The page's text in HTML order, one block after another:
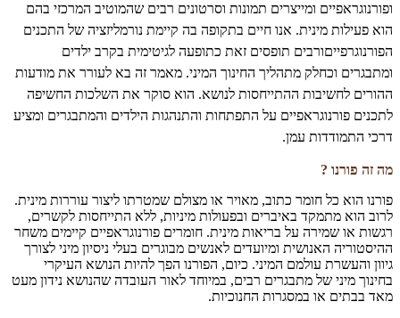
ופורנוגראפיים ומייצרים תמונות וסרטונים רבים שהמוטיב המרכזי בהם
הוא פעילות מינית. אנו חיים בתקופה בה קיימת נורמליזציה של התכנים
הפורנוגרפייםורבים תופסים זאת כתופעה לגיטימית בקרב ילדים
ומתבגרים וכחלק מתהליך החינוך המיני. מאמר זה בא לעורר את מודעות
ההורים לחשיבות ההתייחסות לנושא. הוא סוקר את השלכות החשיפה
לתכנים פורנוגראפיים על התפתחות והתנהגות הילדים והמתבגרים ומציע
דרכי התמודדות עמן.
מה זה פורנו ?
פורנו הוא כל חומר כתוב, מאויר או מצולם שמטרתו ליצור עוררות מינית.
לרוב הוא מתמקד באיברים ובפעולות מיניות, ללא התייחסות לקשרים,
רגשות או שמירה על בריאות מינית. חומרים פורנוגראפיים קיימים משחר
ההיסטוריה האנושית ומיועדים לאנשים מבוגרים בעלי ניסיון מיני לצורך
גיוון והעשרת עולמם המיני. כיום, הפורנו הפך להיות הנושא העיקרי
בחינוך מיני של מתבגרים רבים, במיוחד לאור העובדה שהנושא נידון מעט
מאד בבתים או במסגרות החנוכיות.